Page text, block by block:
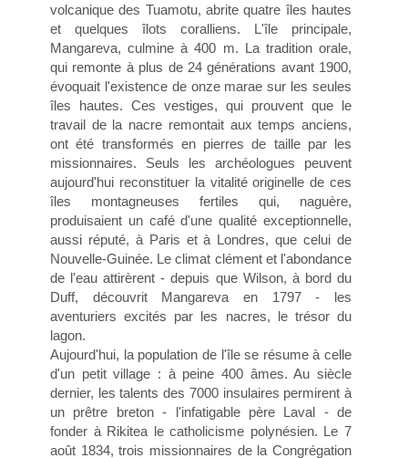
volcanique des Tuamotu, abrite quatre îles hautes
et quelques îlots coralliens. L'île principale,
Mangareva, culmine à 400 m. La tradition orale,
qui remonte à plus de 24 générations avant 1900,
évoquait l'existence de onze marae sur les seules
îles hautes. Ces vestiges, qui prouvent que le
travail de la nacre remontait aux temps anciens,
ont été transformés en pierres de taille par les
missionnaires. Seuls les archéologues peuvent
aujourd'hui reconstituer la vitalité originelle de ces
îles montagneuses fertiles qui, naguère,
produisaient un café d'une qualité exceptionnelle,
aussi réputé, à Paris et à Londres, que celui de
Nouvelle-Guinée. Le climat clément et l'abondance
de l'eau attirèrent - depuis que Wilson, à bord du
Duff, découvrit Mangareva en 1797 - les
aventuriers excités par les nacres, le trésor du
lagon.
Aujourd'hui, la population de l'île se résume à celle
d'un petit village : à peine 400 âmes. Au siècle
dernier, les talents des 7000 insulaires permirent à
un prêtre breton - l'infatigable père Laval - de
fonder à Rikitea le catholicisme polynésien. Le 7
août 1834, trois missionnaires de la Congrégation